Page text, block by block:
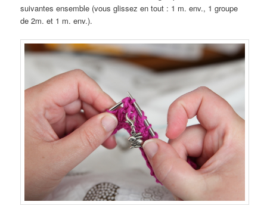
suivantes ensemble (vous glissez en tout : 1 m. env., 1 groupe
de 2m. et 1 m. env.).